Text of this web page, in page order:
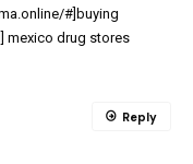
#]buying
mexico drug stores
Reply